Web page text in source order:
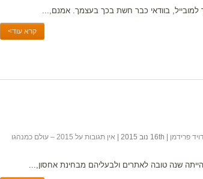
למובייל, בוודאי כבר חשת בכך בעצמך. אמנם,...
קרא עוד>
פרידמן אין תגובות
על 2015 – עולם כמנהגו